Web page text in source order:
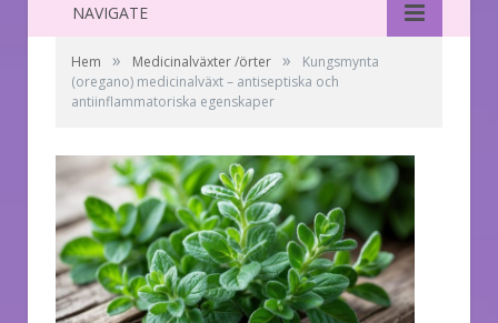
NAVIGATE
Hem » Medicinalväxter /örter »
Kungsmynta
(oregano) medicinalväxt – antiseptiska och
antiinflammatoriska egenskaper